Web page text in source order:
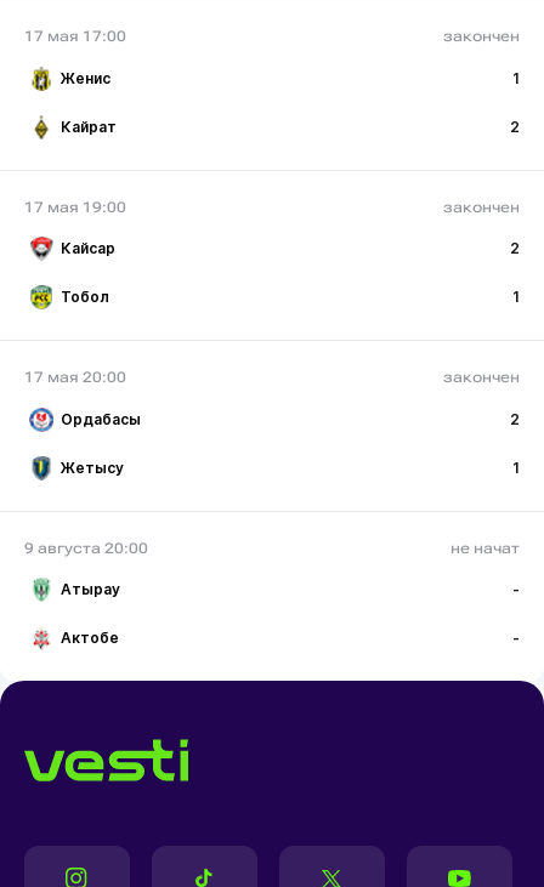
17 мая 17:00 закончен
Женис 1
Кайрат 2
17 мая 19:00 закончен
Кайсар 2
Тобол 1
17 мая 20:00 закончен
Ордабасы 2
Жетысу 1
9 августа 20:00 не начат
Атырау -
Актобе -